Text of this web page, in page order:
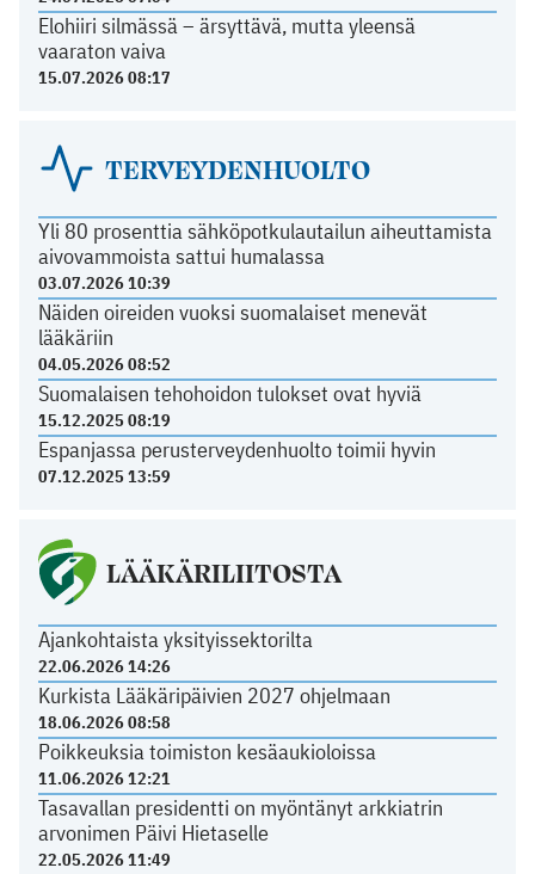
Elohiiri silmässä – ärsyttävä, mutta yleensä
vaaraton vaiva
15.07.2026 08:17
TERVEYDENHUOLTO
Yli 80 prosenttia sähköpotkulautailun aiheuttamista
aivovammoista sattui humalassa
03.07.2026 10:39
Näiden oireiden vuoksi suomalaiset menevät
lääkäriin
04.05.2026 08:52
Suomalaisen tehohoidon tulokset ovat hyviä
15.12.2025 08:19
Espanjassa perusterveydenhuolto toimii hyvin
07.12.2025 13:59
LÄÄKÄRILIITOSTA
Ajankohtaista yksityissektorilta
22.06.2026 14:26
Kurkista Lääkäripäivien 2027 ohjelmaan
18.06.2026 08:58
Poikkeuksia toimiston kesäaukioloissa
11.06.2026 12:21
Tasavallan presidentti on myöntänyt arkkiatrin
arvonimen Päivi Hietaselle
22.05.2026 11:49